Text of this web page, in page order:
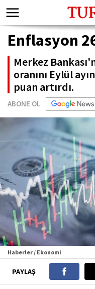
Enflasyon
Merkez
oranını Eylül
puan artırdı.
ABONE OL
Haberler / Ekonomi
PAYLAŞ